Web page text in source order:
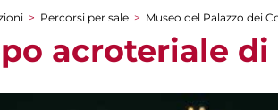
> Percorsi per sale > Museo del Palazzo dei
acroteriale di